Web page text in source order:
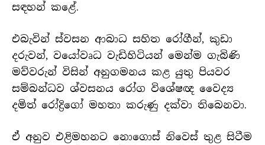
සඳහන් කළේ.
එබැවින් ස්වසන ආබාධ සහිත රෝගීන්, කුඩා
දරුවන්, වයෝවෘධ වැඩිහිටියන් මෙන්ම ගැබිණි
මව්වරුන් විසින් අනුගමනය කළ යුතු පියවර
සම්බන්ධව ශ්වසනය රෝග විශේෂඥ වෛද්‍ය
දමිත් රෝද්‍රිගෝ මහතා කරුණු දක්වා තිබෙනවා.
ඒ අනුව එළිමහනට නොගොස් නිවෙස් තුළ සිටීම